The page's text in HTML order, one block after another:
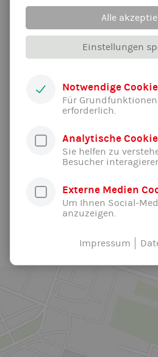
mehr in Dorfen beim
Spaß gemacht. In der Liga greifen
neuen Jahr wieder an
Alle News der Abteilung ...
Alle
Einstellungen
Notwendige
Für
erforderlich.
Analytische
Sie helfen zu
Besucher
Externe Medien
Um Ihnen Social-
anzuzeigen.
Impressum